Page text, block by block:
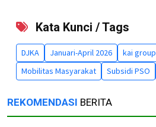
Kata Kunci / Tags
DJKA Januari-April 2026 kai group
Mobilitas Masyarakat
Subsidi PSO
REKOMENDASI BERITA